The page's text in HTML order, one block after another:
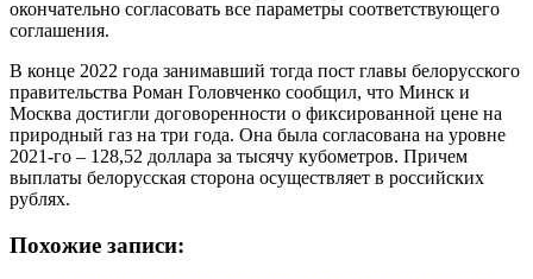
окончательно согласовать все параметры соответствующего
соглашения.
В конце 2022 года занимавший тогда пост главы белорусского
правительства Роман Головченко сообщил, что Минск и
Москва достигли договоренности о фиксированной цене на
природный газ на три года. Она была согласована на уровне
2021-го – 128,52 доллара за тысячу кубометров. Причем
выплаты белорусская сторона осуществляет в российских
рублях.
Похожие записи: